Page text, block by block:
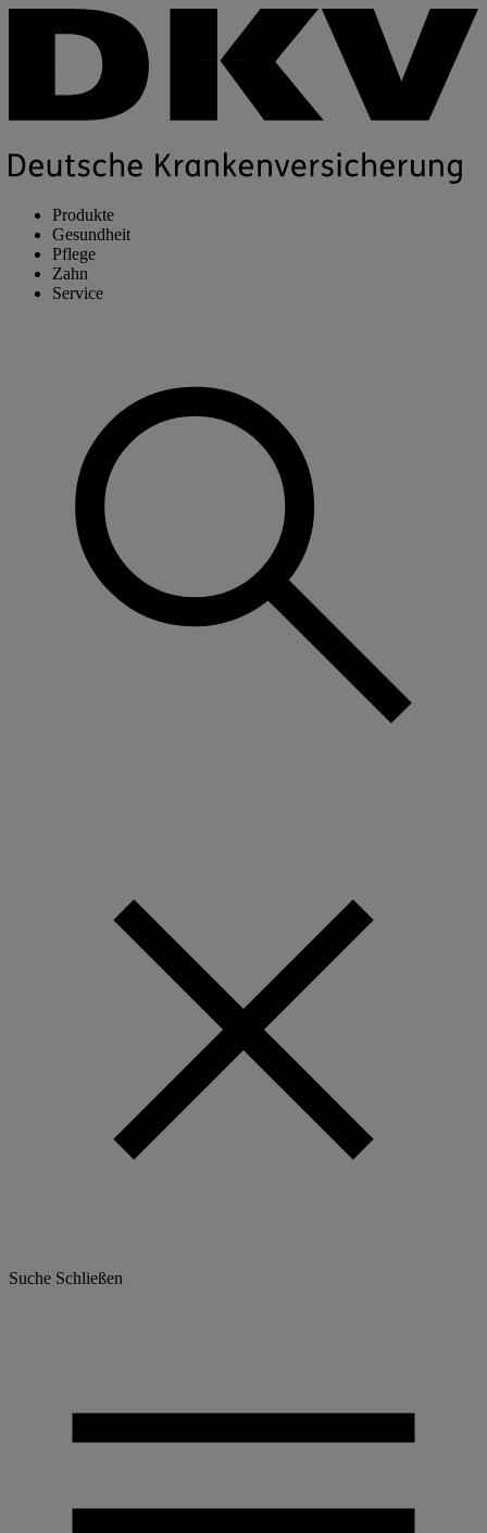
Produkte
Gesundheit
Pflege
Zahn
Service
Suche Schließen